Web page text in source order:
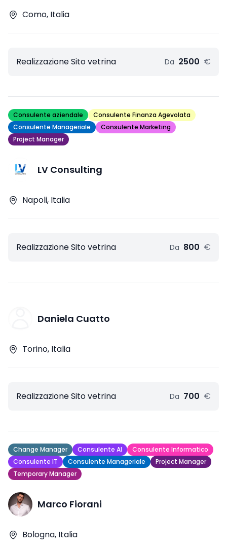
Como, Italia
Realizzazione Sito vetrina Da 2500 €
Consulente aziendale
Consulente Finanza Agevolata
Consulente Manageriale
Consulente Marketing
Project Manager
LV Consulting
Napoli, Italia
Realizzazione Sito vetrina Da 800 €
Daniela Cuatto
Torino, Italia
Realizzazione Sito vetrina Da 700 €
Change Manager Consulente AI
Consulente Informatico
Consulente IT
Consulente Manageriale
Project Manager
Temporary Manager
Marco Fiorani
Bologna, Italia